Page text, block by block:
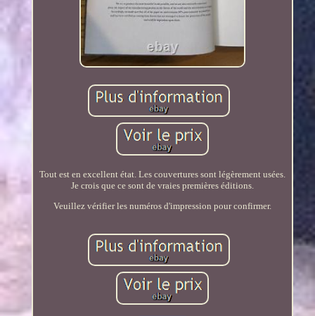
Tout est en excellent état. Les couvertures sont légèrement usées.
Je crois que ce sont de vraies premières éditions.
Veuillez vérifier les numéros d'impression pour confirmer.